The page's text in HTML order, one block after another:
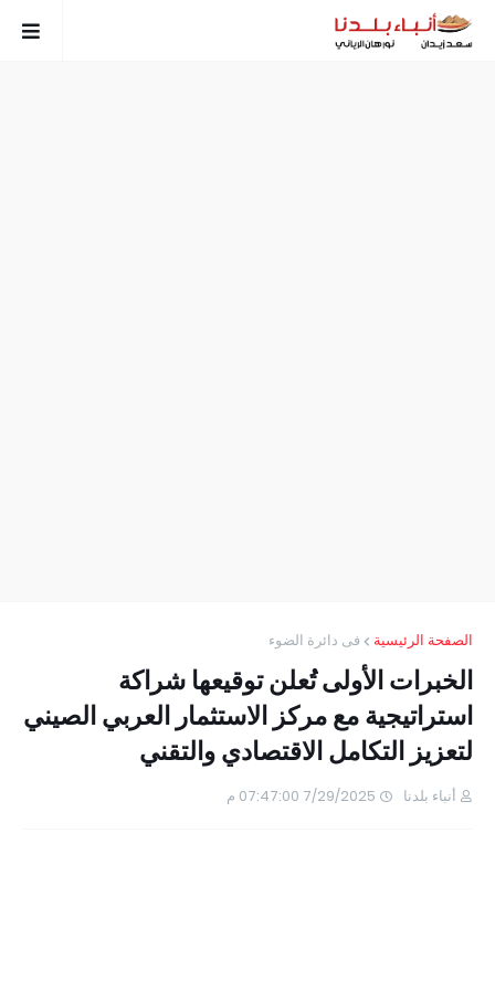
الصفحة الرئيسية فى دائرة الضوء
الخبرات الأولى تُعلن توقيعها شراكة
استراتيجية مع مركز الاستثمار العربي الصيني
لتعزيز التكامل الاقتصادي والتقني
أنباء بلدنا 7/29/2025 07:47:00 م